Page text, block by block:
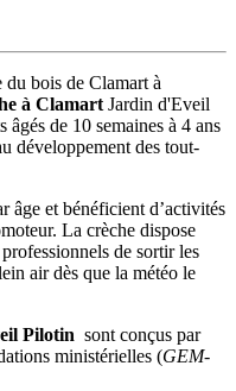
bois de Clamart à
à Clamart Jardin d'Eveil
de 10 semaines à 4 ans
développement des tout-
âge et bénéficient d’activités
La crèche dispose
de sortir les
air dès que la météo le
Pilotin sont conçus par
ministérielles (GEM-